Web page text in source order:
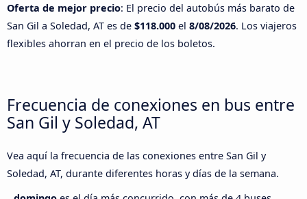
Oferta de mejor precio: El precio del autobús más barato de
San Gil a Soledad, AT es de $118.000 el 8/08/2026. Los viajeros
flexibles ahorran en el precio de los boletos.
Frecuencia de conexiones en bus entre
San Gil y Soledad, AT
Vea aquí la frecuencia de las conexiones entre San Gil y
Soledad, AT, durante diferentes horas y días de la semana.